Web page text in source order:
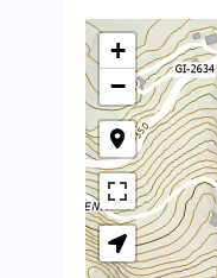
+
−